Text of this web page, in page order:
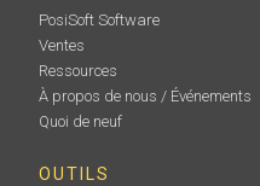
PosiSoft Software
Ventes
Ressources
À propos de nous / Événements
Quoi de neuf
OUTILS